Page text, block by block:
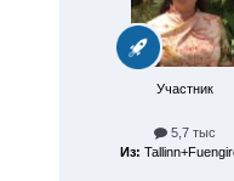
Участник
5,7 тыс
Из: